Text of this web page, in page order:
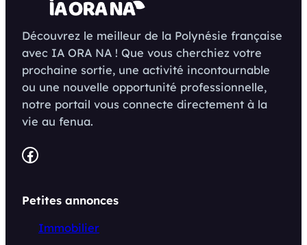
Découvrez le meilleur de la Polynésie française
avec IA ORA NA ! Que vous cherchiez votre
prochaine sortie, une activité incontournable
ou une nouvelle opportunité professionnelle,
notre portail vous connecte directement à la
vie au fenua.
Facebook
Petites annonces
Immobilier